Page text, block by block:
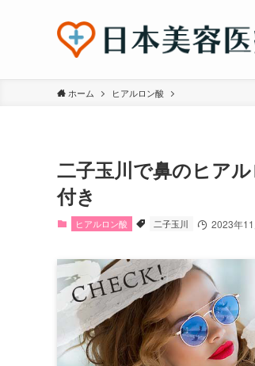
ホーム ヒアルロン酸
二子玉川で鼻のヒア
付き
ヒアルロン酸 二子玉川 2023年